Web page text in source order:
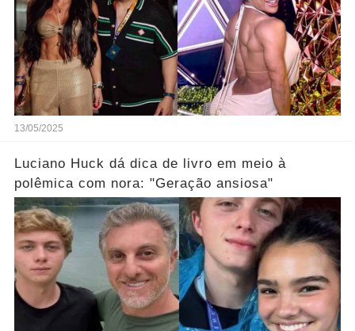
13/05/2025
Luciano Huck dá dica de livro em meio à
polêmica com nora: "Geração ansiosa"